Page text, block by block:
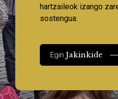
hartzaileok izango
sostengua.
EginJakinkide